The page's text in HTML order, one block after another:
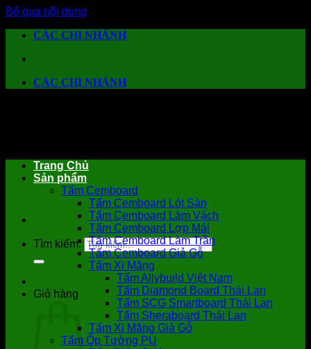
Bỏ qua nội dung
CÁC CHI NHÁNH
CÁC CHI NHÁNH
Tìm kiếm:
Giỏ hàng
Trang Chủ
Sản phẩm
Tấm Cemboard
Tấm Cemboard Lót Sàn
Tấm Cemboard Làm Vách
Tấm Cemboard Lợp Mái
Tấm Cemboard Làm Trần
Tấm Cemboard Giả Gỗ
Tấm Xi Măng
Tấm Allybuild Việt Nam
Tấm Diamond Board Thái Lan
Tấm SCG Smartboard Thái Lan
Tấm Sheraboard Thái Lan
Tấm Xi Măng Giả Gỗ
Tấm Ốp Tường PU